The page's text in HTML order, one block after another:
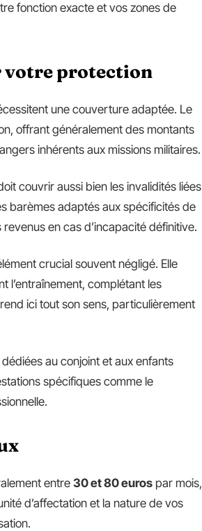
fonction exacte et vos zones de
votre protection
une couverture adaptée. Le
offrant généralement des montants
inhérents aux missions militaires.
couvrir aussi bien les invalidités liées
barèmes adaptés aux spécificités de
en cas d’incapacité définitive.
crucial souvent négligé. Elle
l’entraînement, complétant les
ici tout son sens, particulièrement
au conjoint et aux enfants
spécifiques comme le
entre 30 et 80 euros par mois,
d’affectation et la nature de vos